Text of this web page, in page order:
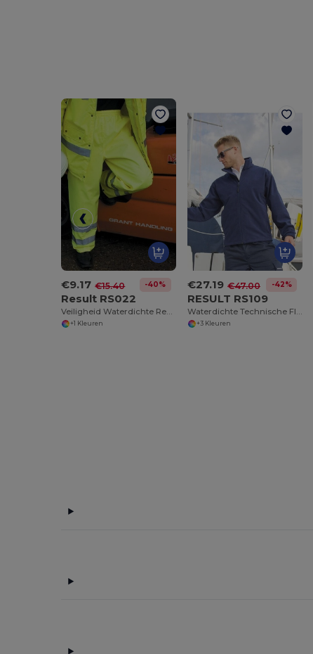
€9.17 €15.40 -40%
Result RS022
+1 Kleuren
€27.19 €47.00 -42%
RESULT RS109
+3 Kleuren